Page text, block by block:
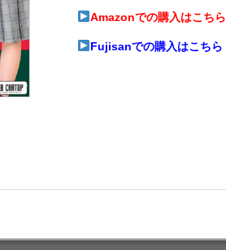
Amazonでの購入はこちら
Fujisanでの購入はこちら